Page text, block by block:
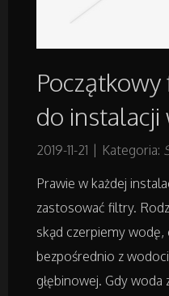
Remonty,
do instalacji
2019-11-21 Kategoria:
Prawie w każdej
zastosować filtry.
skąd czerpiemy
bezpośrednio z
głębinowej. Gdy woda